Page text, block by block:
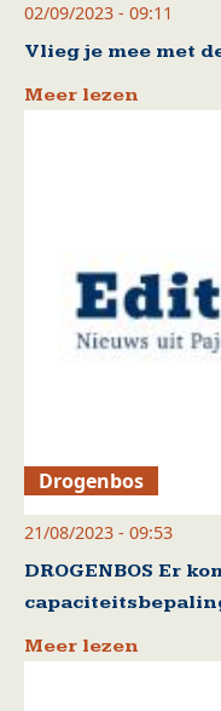
02/09/2023 - 09:11
Vlieg je mee met
Meer lezen
Drogenbos
21/08/2023 - 09:53
DROGENBOS Er
Meer lezen